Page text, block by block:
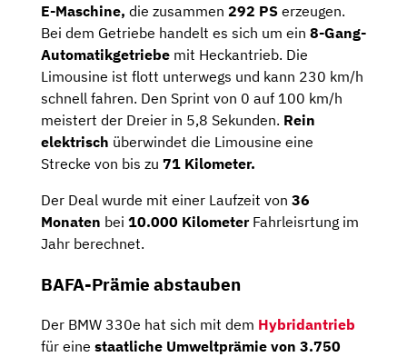
E-Maschine, die zusammen 292 PS erzeugen.
Bei dem Getriebe handelt es sich um ein 8-Gang-
Automatik­getriebe mit Heckantrieb. Die
Limousine ist flott unterwegs und kann 230 km/h
schnell fahren. Den Sprint von 0 auf 100 km/h
meistert der Dreier in 5,8 Sekunden. Rein
elektrisch überwindet die Limousine eine
Strecke von bis zu 71 Kilometer.
Der Deal wurde mit einer Laufzeit von 36
Monaten bei 10.000 KilometerFahrleisrtung im
Jahr berechnet.
BAFA-Prämie abstauben
Der BMW 330e hat sich mit dem Hybridantrieb
für eine staatliche Umweltprämie von 3.750